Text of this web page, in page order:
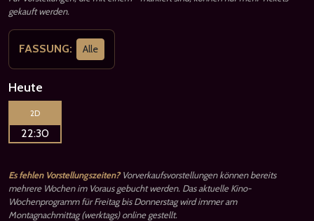
gekauft werden.
FASSUNG: Alle
Heute
2D
22:30
Es fehlen Vorstellungszeiten?Vorverkaufsvorstellungen können bereits
mehrere Wochen im Voraus gebucht werden. Das aktuelle Kino-
Wochenprogramm für Freitag bis Donnerstag wird immer am
Montagnachmittag (werktags) online gestellt.